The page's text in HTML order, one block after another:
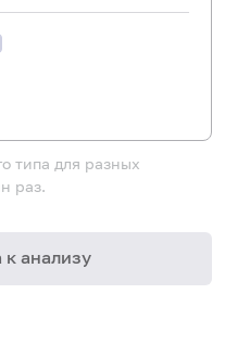
типа для разных
раз.
к анализу